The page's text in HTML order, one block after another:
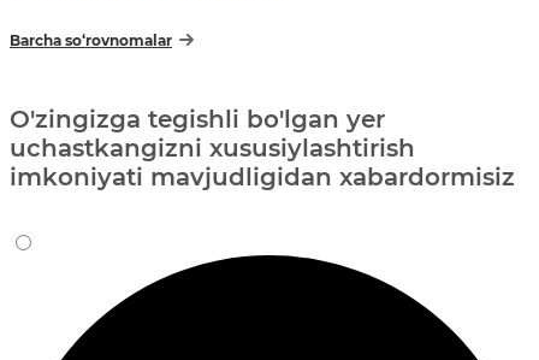
Barcha so‘rovnomalar
O'zingizga tegishli bo'lgan yer
uchastkangizni xususiylashtirish
imkoniyati mavjudligidan xabardormisiz